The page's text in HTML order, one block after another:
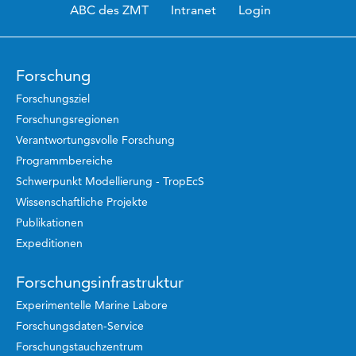
ABC des ZMT Intranet Login
Forschung
Forschungsziel
Forschungsregionen
Verantwortungsvolle Forschung
Programmbereiche
Schwerpunkt Modellierung - TropEcS
Wissenschaftliche Projekte
Publikationen
Expeditionen
Forschungsinfrastruktur
Experimentelle Marine Labore
Forschungsdaten-Service
Forschungstauchzentrum